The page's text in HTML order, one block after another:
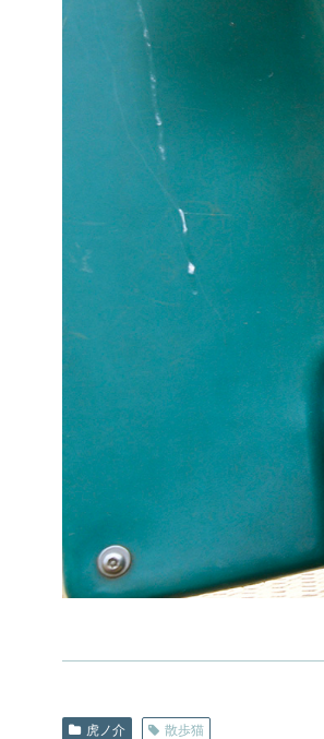
虎ノ介 散歩猫